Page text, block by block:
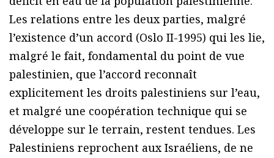
Les relations entre les deux parties, malgré
l’existence d’un accord (Oslo II-1995) qui les lie,
malgré le fait, fondamental du point de vue
palestinien, que l’accord reconnaît
explicitement les droits palestiniens sur l’eau,
et malgré une coopération technique qui se
développe sur le terrain, restent tendues. Les
Palestiniens reprochent aux Israéliens, de ne